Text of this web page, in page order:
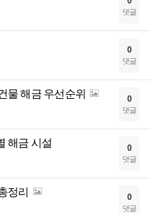
댓글
0
댓글
물 해금 우선순위 0
댓글
해금 시설 0
댓글
정리 0
댓글